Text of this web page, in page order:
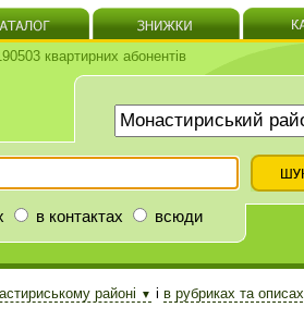
квартирних абонентів
в контактах всюди
районі ▼ і в рубриках та